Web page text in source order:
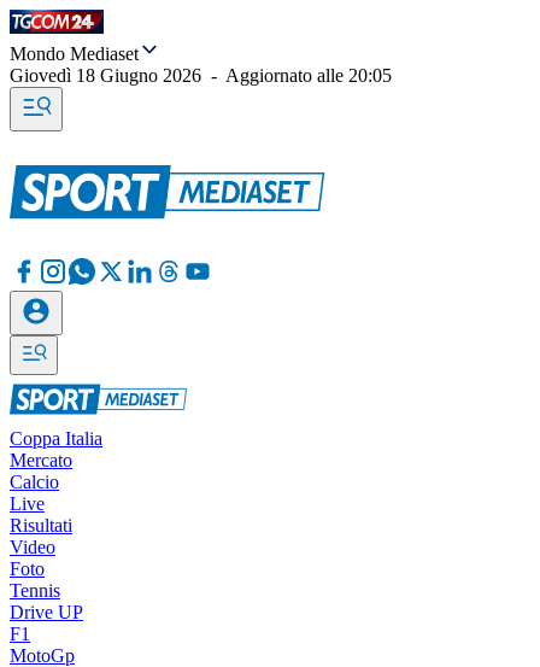
Mondo Mediaset
Giovedì 18 Giugno 2026 - Aggiornato alle 20:05
Coppa Italia
Mercato
Calcio
Live
Risultati
Video
Foto
Tennis
Drive UP
F1
MotoGp